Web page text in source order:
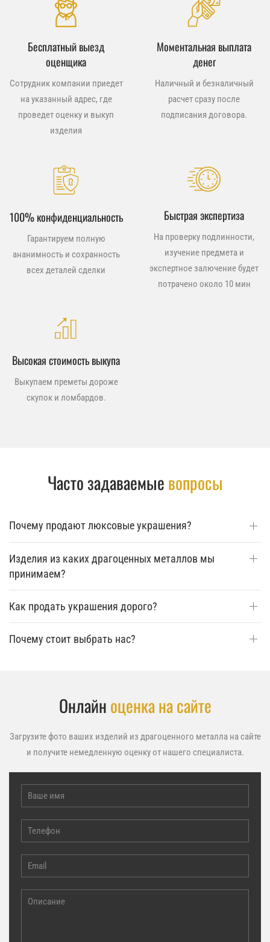
Бесплатный выезд
оценщика
Сотрудник компании приедет
на указанный адрес, где
проведет оценку и выкуп
изделия
Моментальная выплата
денег
Наличный и безналичный
расчет сразу после
подписания договора.
100% конфиденциальность
Гарантируем полную
ананимность и сохранность
всех деталей сделки
Быстрая экспертиза
На проверку подлинности,
изучение предмета и
экспертное залючение будет
потрачено около 10 мин
Высокая стоимость выкупа
Выкупаем преметы дороже
скупок и ломбардов.
Часто задаваемыевопросы
Почему продают люксовые украшения?
Изделия из каких драгоценных металлов мы
принимаем?
Как продать украшения дорого?
Почему стоит выбрать нас?
Онлайноценка на сайте
Загрузите фото ваших изделий из драгоценного металла на сайте
и получите немедленную оценку от нашего специалиста.